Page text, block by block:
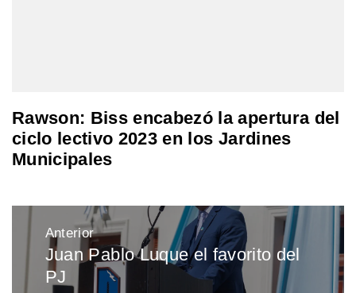
Rawson: Biss encabezó la apertura del
ciclo lectivo 2023 en los Jardines
Municipales
Navegación
entradas
Anterior
Entrada
anterior:
Juan Pablo Luque el favorito del
PJ